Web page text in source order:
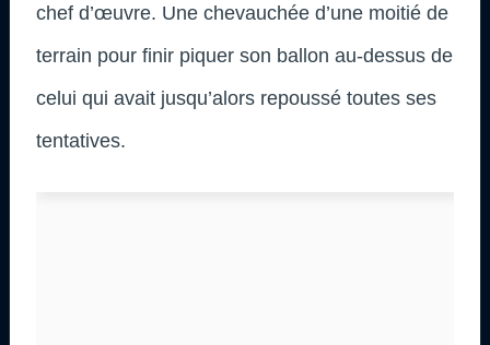
chef d’œuvre. Une chevauchée d’une moitié de
terrain pour finir piquer son ballon au-dessus de
celui qui avait jusqu’alors repoussé toutes ses
tentatives.